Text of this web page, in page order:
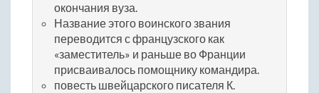
окончания вуза.
Название этого воинского звания
переводится с французского как
«заместитель» и раньше во Франции
присваивалось помощнику командира.
повесть швейцарского писателя К.